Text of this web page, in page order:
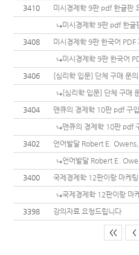
3410
미시경제학 9판 pdf 한글판
미시경제학 9판 pdf 한글
3408
미시경제학 9판 한국어 PDF
미시경제학 9판 한국어
3406
[심리학 입문] 단체 구매 문
[심리학 입문] 단체 구매
3404
맨큐의 경제학 10판 pdf 구
맨큐의 경제학 10판 pdf
3402
언어발달 Robert E.
언어발달 Robert E.
3400
국제경제학 12판이랑 마케
국제경제학 12판이랑 마
3398
강의자료 요청드립니다
<< <